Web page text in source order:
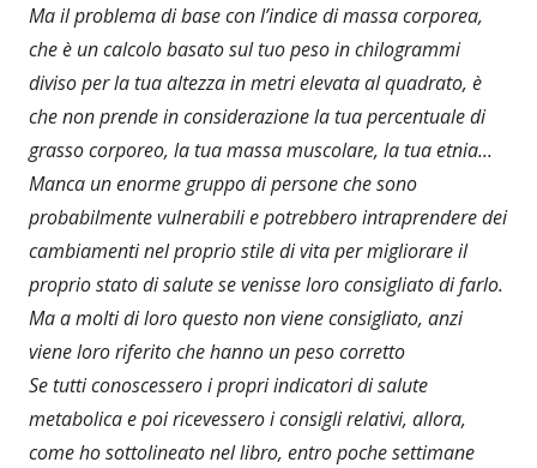
Ma il problema di base con l’indice di massa corporea,
che è un calcolo basato sul tuo peso in chilogrammi
diviso per la tua altezza in metri elevata al quadrato, è
che non prende in considerazione la tua percentuale di
grasso corporeo, la tua massa muscolare, la tua etnia...
Manca un enorme gruppo di persone che sono
probabilmente vulnerabili e potrebbero intraprendere dei
cambiamenti nel proprio stile di vita per migliorare il
proprio stato di salute se venisse loro consigliato di farlo.
Ma a molti di loro questo non viene consigliato, anzi
viene loro riferito che hanno un peso corretto
Se tutti conoscessero i propri indicatori di salute
metabolica e poi ricevessero i consigli relativi, allora,
come ho sottolineato nel libro, entro poche settimane